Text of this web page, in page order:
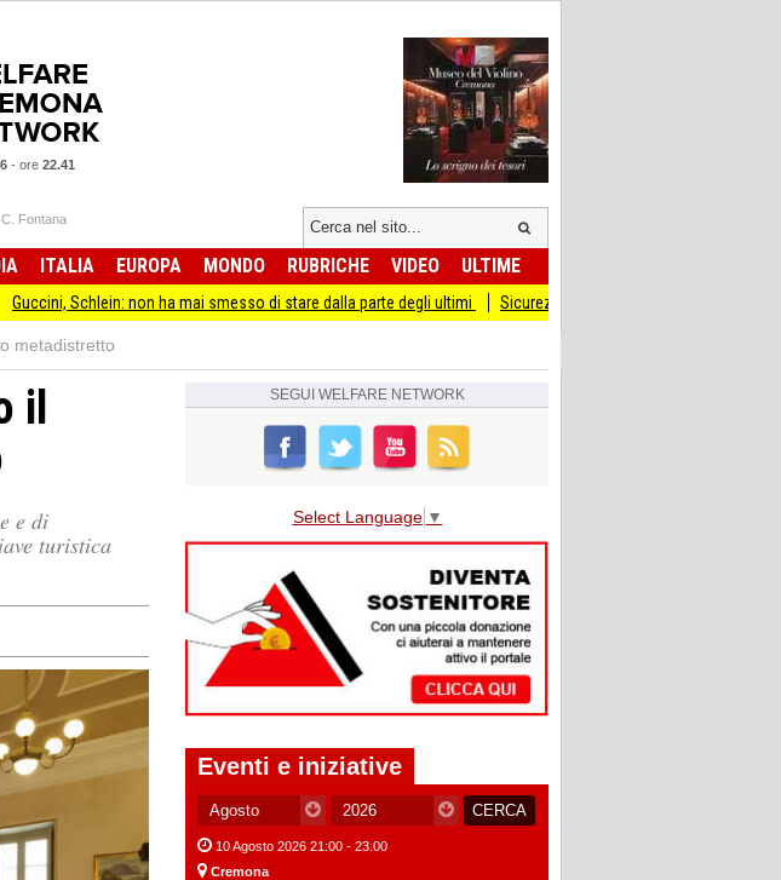
- ore 22.41
C. Fontana
ITALIA EUROPA MONDO RUBRICHE VIDEO ULTIME
non ha mai smesso di stare dalla parte degli ultimi Sicurezza I Giovani Democratici ribattono ai Giovani di
metadistretto
il
e di
turistica
SEGUI WELFARE NETWORK
Select Language ▼
Eventi e iniziative
10 Agosto 2026 21:00 - 23:00
Cremona